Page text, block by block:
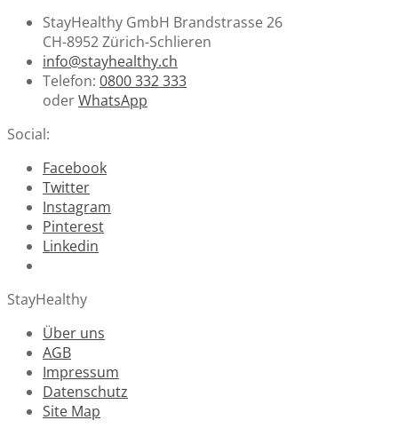
StayHealthy GmbH Brandstrasse 26
CH-8952 Zürich-Schlieren
info@stayhealthy.ch
Telefon: 0800 332 333
oderWhatsApp
Social:
Facebook
Twitter
Instagram
Pinterest
Linkedin
StayHealthy
Über uns
AGB
Impressum
Datenschutz
Site Map